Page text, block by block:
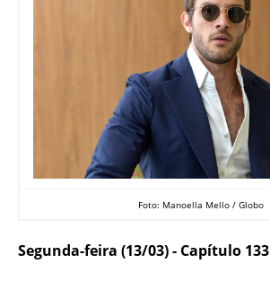
Foto: Manoella Mello / Globo
Segunda-feira (13/03) - Capítulo 133